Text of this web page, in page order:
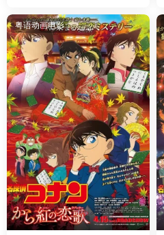
粤语动画电影